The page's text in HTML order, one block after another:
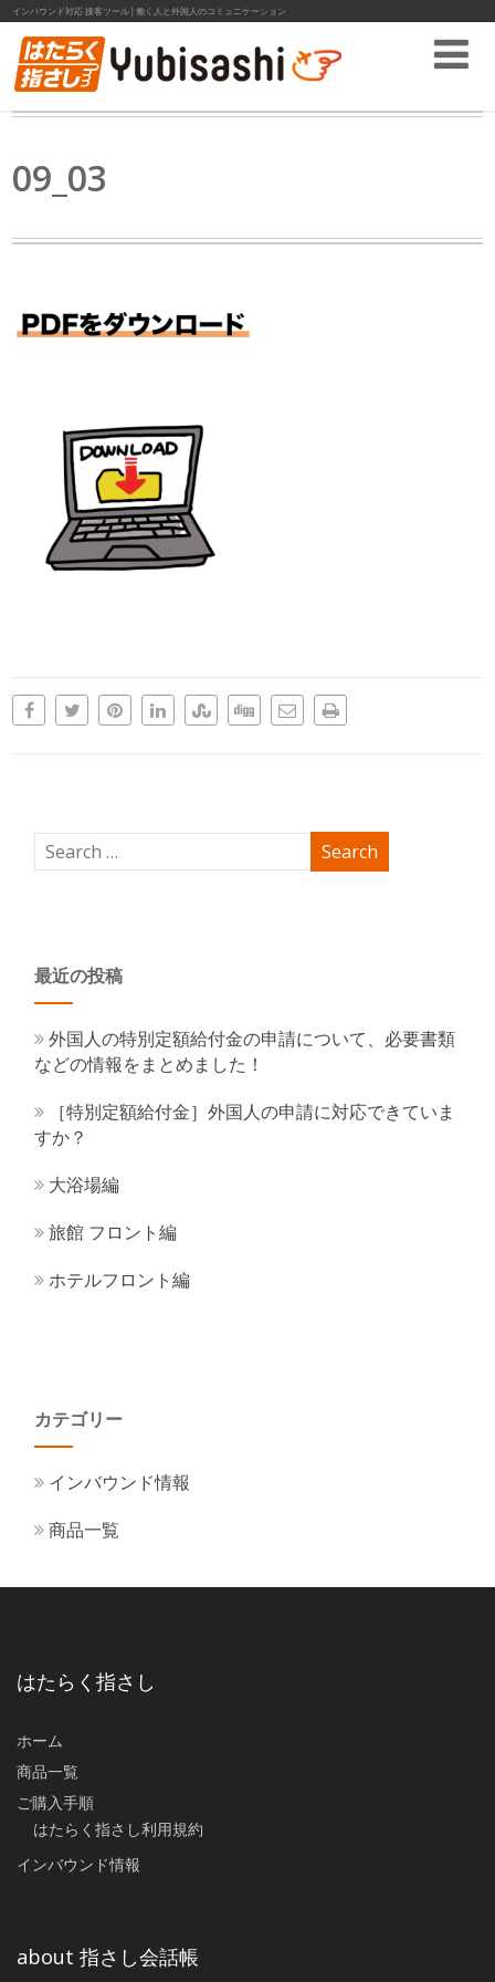
インバウンド対応 接客ツール│働く人と外国人のコミュニケーション
09_03
最近の投稿
外国人の特別定額給付金の申請について、必要書類
などの情報をまとめました！
［特別定額給付金］外国人の申請に対応できていま
すか？
大浴場編
旅館 フロント編
ホテルフロント編
カテゴリー
インバウンド情報
商品一覧
はたらく指さし
ホーム
商品一覧
ご購入手順
はたらく指さし利用規約
インバウンド情報
about 指さし会話帳